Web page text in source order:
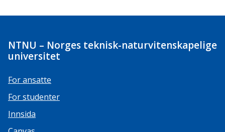
NTNU – Norges teknisk-naturvitenskapelige
universitet
For ansatte
For studenter
Innsida